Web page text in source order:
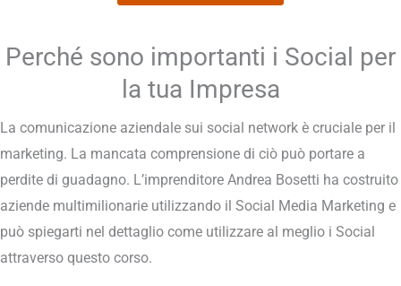
Perché sono importanti i Social per
la tua Impresa
La comunicazione aziendale sui social network è cruciale per il
marketing. La mancata comprensione di ciò può portare a
perdite di guadagno. L’imprenditore Andrea Bosetti ha costruito
aziende multimilionarie utilizzando il Social Media Marketing e
può spiegarti nel dettaglio come utilizzare al meglio i Social
attraverso questo corso.